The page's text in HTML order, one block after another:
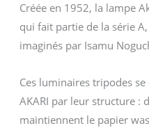
Créée en 1952, la lampe
qui fait partie de la série
imaginés par Isamu
Ces luminaires tripodes
AKARI par leur structure :
maintiennent le papier